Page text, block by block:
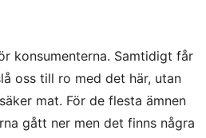
konsumenterna. Samtidigt får
oss till ro med det här, utan
mat. För de flesta ämnen
gått ner men det finns några